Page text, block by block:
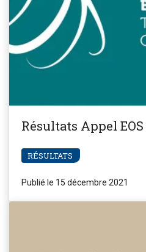
Résultats Appel EOS
RÉSULTATS
Publié le 15 décembre 2021